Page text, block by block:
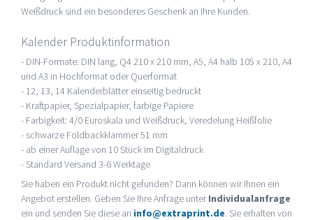
Weißdruck sind ein besonderes Geschenk an Ihre Kunden.
Kalender Produktinformation
- DIN-Formate: DIN lang, Q4 210 x 210 mm, A5, A4 halb 105 x 210, A4
und A3 in Hochformat oder Querformat
- 12, 13, 14 Kalenderblätter einseitig bedruckt
- Kraftpapier, Spezialpapier, farbige Papiere
- Farbigkeit: 4/0 Euroskala und Weißdruck, Veredelung Heißfolie
- schwarze Foldbackklammer 51 mm
- ab einer Auflage von 10 Stück im Digitaldruck
- Standard Versand 3-6 Werktage
Sie haben ein Produkt nicht gefunden? Dann können wir Ihnen ein
Angebot erstellen. Geben Sie Ihre Anfrage unterIndividualanfrage
ein und senden Sie diese an info@extraprint.de. Sie erhalten von